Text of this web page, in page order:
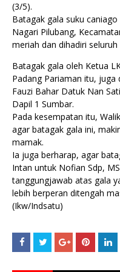
(3/5).
Batagak gala suku
Nagari Pilubang,
meriah dan dihadiri
Batagak gala oleh Ketua
Padang Pariaman itu, juga
Fauzi Bahar Datuk Nan
Dapil 1 Sumbar.
Pada kesempatan itu,
agar batagak gala ini,
mamak.
Ia juga berharap, agar
Intan untuk Nofian Sdp,
tanggungjawab atas gala
lebih berperan ditengah
(Ikw/Indsatu)